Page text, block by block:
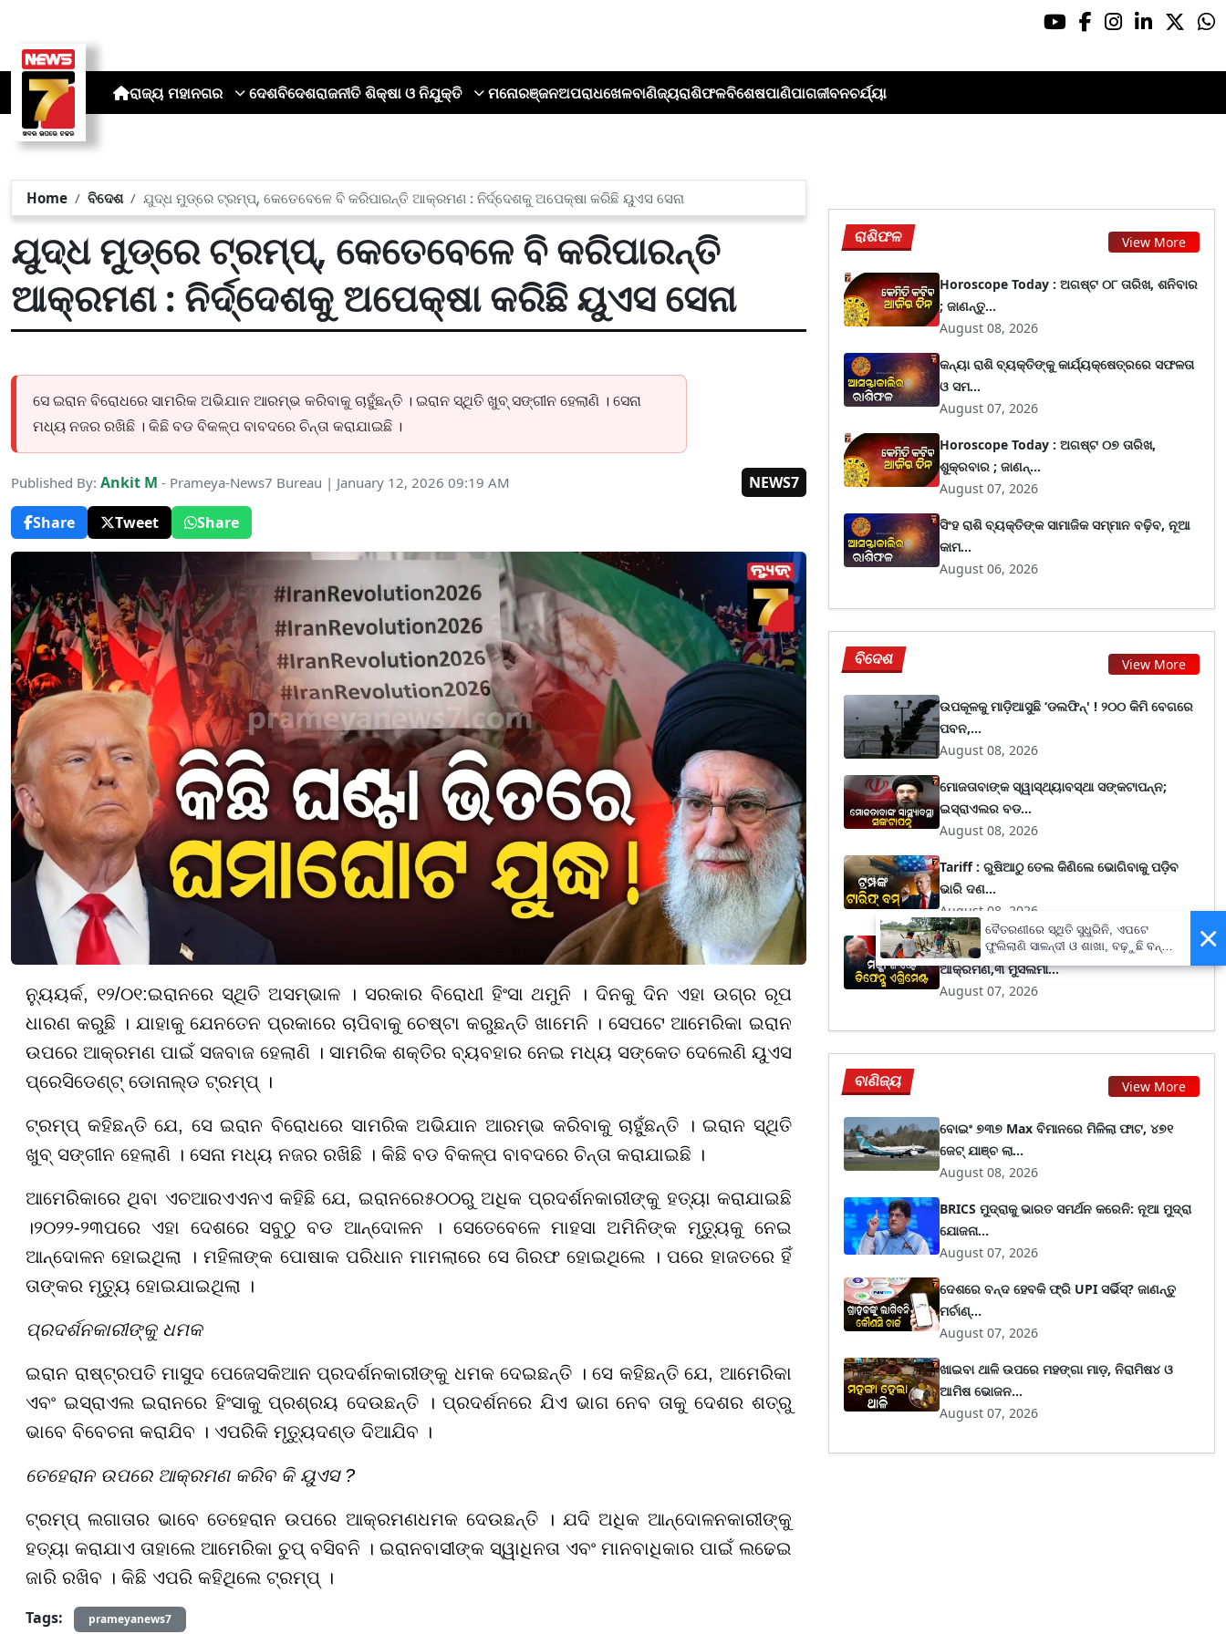
ରାଜ୍ୟ ମହାନଗର ଦେଶବିଦେଶରାଜନୀତି ଶିକ୍ଷା ଓ ନିଯୁକ୍ତି ମନୋରଞ୍ଜନଅପରାଧଖେଳବାଣିଜ୍ୟରାଶିଫଳବିଶେଷପାଣିପାଗଜୀବନଚର୍ଯ୍ୟା
Home ବିଦେଶ ଯୁଦ୍ଧ ମୁଡ୍‌ରେ ଟ୍ରମ୍ପ୍, କେତେବେଳେ ବି କରିପାରନ୍ତି ଆକ୍ରମଣ : ନିର୍ଦ୍ଦେଶକୁ ଅପେକ୍ଷା କରିଛି ୟୁଏସ ସେନା
ଯୁଦ୍ଧ ମୁଡ୍‌ରେ ଟ୍ରମ୍ପ୍, କେତେବେଳେ ବି କରିପାରନ୍ତି
ଆକ୍ରମଣ : ନିର୍ଦ୍ଦେଶକୁ ଅପେକ୍ଷା କରିଛି ୟୁଏସ ସେନା
ସେ ଇରାନ ବିରୋଧରେ ସାମରିକ ଅଭିଯାନ ଆରମ୍ଭ କରିବାକୁ ଚାହୁଁଛନ୍ତି । ଇରାନ ସ୍ଥିତି ଖୁବ୍ ସଙ୍ଗୀନ ହେଲାଣି । ସେନା
ମଧ୍ୟ ନଜର ରଖିଛି । କିଛି ବଡ ବିକଳ୍ପ ବାବଦରେ ଚିନ୍ତା କରାଯାଇଛି ।
Published By: Ankit M - Prameya-News7 Bureau | January 12, 2026 09:19 AM
NEWS7
Share
Tweet Share
ନ୍ୟୁୟର୍କ, ୧୨/୦୧:ଇରାନରେ ସ୍ଥିତି ଅସମ୍ଭାଳ । ସରକାର ବିରୋଧୀ ହିଂସା ଥମୁନି । ଦିନକୁ ଦିନ ଏହା ଉଗ୍ର ରୂପ
ଧାରଣ କରୁଛି । ଯାହାକୁ ଯେନତେନ ପ୍ରକାରେ ଚାପିବାକୁ ଚେଷ୍ଟା କରୁଛନ୍ତି ଖାମେନି । ସେପଟେ ଆମେରିକା ଇରାନ
ଉପରେ ଆକ୍ରମଣ ପାଇଁ ସଜବାଜ ହେଲାଣି । ସାମରିକ ଶକ୍ତିର ବ୍ୟବହାର ନେଇ ମଧ୍ୟ ସଙ୍କେତ ଦେଲେଣି ୟୁଏସ
ପ୍ରେସିଡେଣ୍ଟ୍ ଡୋନାଲ୍ଡ ଟ୍ରମ୍ପ୍ ।
ଟ୍ରମ୍ପ୍ କହିଛନ୍ତି ଯେ, ସେ ଇରାନ ବିରୋଧରେ ସାମରିକ ଅଭିଯାନ ଆରମ୍ଭ କରିବାକୁ ଚାହୁଁଛନ୍ତି । ଇରାନ ସ୍ଥିତି
ଖୁବ୍ ସଙ୍ଗୀନ ହେଲାଣି । ସେନା ମଧ୍ୟ ନଜର ରଖିଛି । କିଛି ବଡ ବିକଳ୍ପ ବାବଦରେ ଚିନ୍ତା କରାଯାଇଛି ।
ଆମେରିକାରେ ଥିବା ଏଚଆରଏଏନଏ କହିଛି ଯେ, ଇରାନରେ୫୦୦ରୁ ଅଧିକ ପ୍ରଦର୍ଶନକାରୀଙ୍କୁ ହତ୍ୟା କରାଯାଇଛି
।୨୦୨୨-୨୩ପରେ ଏହା ଦେଶରେ ସବୁଠୁ ବଡ ଆନ୍ଦୋଳନ । ସେତେବେଳେ ମାହସା ଅମିନିଙ୍କ ମୃତ୍ୟୁକୁ ନେଇ
ଆନ୍ଦୋଳନ ହୋଇଥିଲା । ମହିଳାଙ୍କ ପୋଷାକ ପରିଧାନ ମାମଲାରେ ସେ ଗିରଫ ହୋଇଥିଲେ । ପରେ ହାଜତରେ ହିଁ
ତାଙ୍କର ମୃତ୍ୟୁ ହୋଇଯାଇଥିଲା ।
ପ୍ରଦର୍ଶନକାରୀଙ୍କୁ ଧମକ
ଇରାନ ରାଷ୍ଟ୍ରପତି ମାସୁଦ ପେଜେସକିଆନ ପ୍ରଦର୍ଶନକାରୀଙ୍କୁ ଧମକ ଦେଇଛନ୍ତି । ସେ କହିଛନ୍ତି ଯେ, ଆମେରିକା
ଏବଂ ଇସ୍ରାଏଲ ଇରାନରେ ହିଂସାକୁ ପ୍ରଶ୍ରୟ ଦେଉଛନ୍ତି । ପ୍ରଦର୍ଶନରେ ଯିଏ ଭାଗ ନେବ ତାକୁ ଦେଶର ଶତ୍ରୁ
ଭାବେ ବିବେଚନା କରାଯିବ । ଏପରିକି ମୃତ୍ୟୁଦଣ୍ଡ ଦିଆଯିବ ।
ତେହେରାନ ଉପରେ ଆକ୍ରମଣ କରିବ କି ୟୁଏସ ?
ଟ୍ରମ୍ପ୍ ଲଗାତାର ଭାବେ ତେହେରାନ ଉପରେ ଆକ୍ରମଣଧମକ ଦେଉଛନ୍ତି । ଯଦି ଅଧିକ ଆନ୍ଦୋଳନକାରୀଙ୍କୁ
ହତ୍ୟା କରାଯାଏ ତାହାଲେ ଆମେରିକା ଚୁପ୍ ବସିବନି । ଇରାନବାସୀଙ୍କ ସ୍ୱାଧିନତା ଏବଂ ମାନବାଧିକାର ପାଇଁ ଲଢେଇ
ଜାରି ରଖିବ । କିଛି ଏପରି କହିଥିଲେ ଟ୍ରମ୍ପ୍ ।
Tags:
prameyanews7
ରାଶିଫଳ View More
Horoscope Today : ଅଗଷ୍ଟ ୦୮ ତାରିଖ, ଶନିବାର
; ଜାଣନ୍ତୁ...
August 08, 2026
କନ୍ୟା ରାଶି ବ୍ୟକ୍ତିଙ୍କୁ କାର୍ଯ୍ୟକ୍ଷେତ୍ରରେ ସଫଳତା
ଓ ସମ...
August 07, 2026
Horoscope Today : ଅଗଷ୍ଟ ୦୭ ତାରିଖ,
ଶୁକ୍ରବାର ; ଜାଣନ୍...
August 07, 2026
ସିଂହ ରାଶି ବ୍ୟକ୍ତିଙ୍କ ସାମାଜିକ ସମ୍ମାନ ବଢ଼ିବ, ନୂଆ
କାମ...
August 06, 2026
ବିଦେଶ View More
ଉପକୂଳକୁ ମାଡ଼ିଆସୁଛି ‘ଡଲଫିନ୍' ! ୨୦୦ କିମି ବେଗରେ
ପବନ,...
August 08, 2026
ମୋଜତାବାଙ୍କ ସ୍ୱାସ୍ଥ୍ୟାବସ୍ଥା ସଙ୍କଟାପନ୍ନ;
ଇସ୍ରାଏଲର ବଡ...
August 08, 2026
Tariff : ରୁଷିଆଠୁ ତେଲ କିଣିଲେ ଭୋଗିବାକୁ ପଡ଼ିବ
ଭାରି ଦଣ...
August 08, 2026
ଜଣକୁ ଆକ୍ରମଣ ବୁଝା ଯିବ ସମସ୍ତଙ୍କ ଉପରେ
ଆକ୍ରମଣ,୩ ମୁସଲମା...
August 07, 2026
ବାଣିଜ୍ୟ View More
ବୋଇଂ ୭୩୭ Max ବିମାନରେ ମିଳିଲା ଫାଟ, ୪୭୧
ଜେଟ୍ ଯାଞ୍ଚ ଲା...
August 08, 2026
BRICS ମୁଦ୍ରାକୁ ଭାରତ ସମର୍ଥନ କରେନି: ନୂଆ ମୁଦ୍ରା
ଯୋଜନା...
August 07, 2026
ଦେଶରେ ବନ୍ଦ ହେବକି ଫ୍ରି UPI ସର୍ଭିସ୍? ଜାଣନ୍ତୁ
ମର୍ଚାଣ୍...
August 07, 2026
ଖାଇବା ଥାଳି ଉପରେ ମହଙ୍ଗା ମାଡ଼, ନିରାମିଷ୪ ଓ
ଆମିଷ ଭୋଜନ...
August 07, 2026
×
ବୈତରଣୀରେ ସ୍ଥିତି ସୁଧୁରିନି, ଏପଟେ
ଫୁଲିଲାଣି ସାଳନ୍ଦୀ ଓ ଶାଖା, ବଢ଼ୁଛି ବନ୍ୟା